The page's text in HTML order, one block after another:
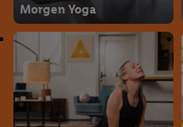
Morgen Yoga